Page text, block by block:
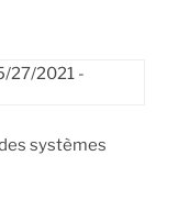
27/2021 -
systèmes